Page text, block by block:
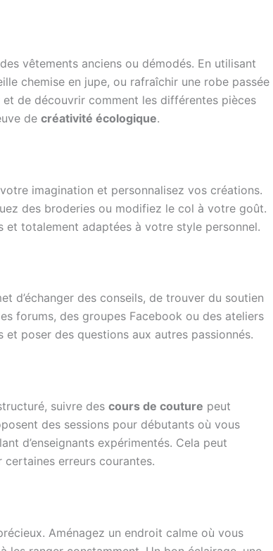
vêtements anciens ou démodés. En utilisant
chemise en jupe, ou rafraîchir une robe passée
de découvrir comment les différentes pièces
de créativité écologique.
imagination et personnalisez vos créations.
des broderies ou modifiez le col à votre goût.
et totalement adaptées à votre style personnel.
d’échanger des conseils, de trouver du soutien
forums, des groupes Facebook ou des ateliers
poser des questions aux autres passionnés.
suivre des cours de couture peut
des sessions pour débutants où vous
d’enseignants expérimentés. Cela peut
erreurs courantes.
Aménagez un endroit calme où vous